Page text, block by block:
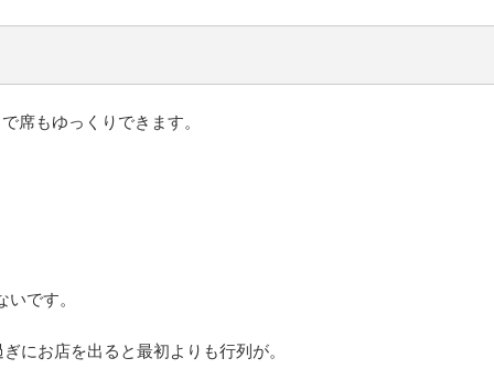
席もゆっくりできます。
です。
にお店を出ると最初よりも行列が。